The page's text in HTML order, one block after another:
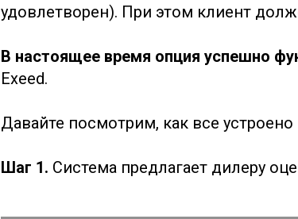
удовлетворен). При этом клиент
В настоящее время опция успешно
Exeed.
Давайте посмотрим, как все
Шаг 1. Система предлагает дилеру